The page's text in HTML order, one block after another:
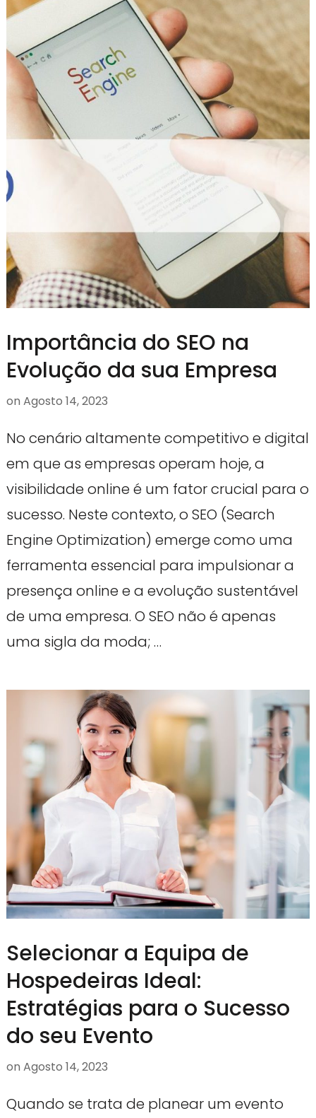
Importância do SEO na
Evolução da sua Empresa
on Agosto 14, 2023
No cenário altamente competitivo e digital
em que as empresas operam hoje, a
visibilidade online é um fator crucial para o
sucesso. Neste contexto, o SEO (Search
Engine Optimization) emerge como uma
ferramenta essencial para impulsionar a
presença online e a evolução sustentável
de uma empresa. O SEO não é apenas
uma sigla da moda; …
Selecionar a Equipa de
Hospedeiras Ideal:
Estratégias para o Sucesso
do seu Evento
on Agosto 14, 2023
Quando se trata de planear um evento